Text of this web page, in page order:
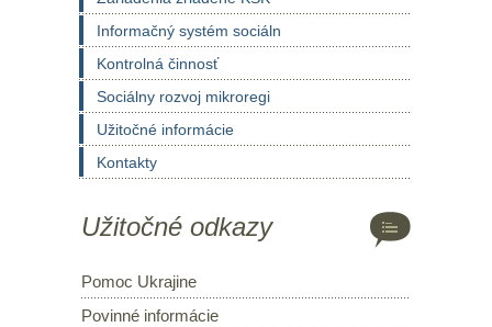
Informačný systém sociáln
Kontrolná činnosť
Sociálny rozvoj mikroregi
Užitočné informácie
Kontakty
Užitočné odkazy
Pomoc Ukrajine
Povinné informácie